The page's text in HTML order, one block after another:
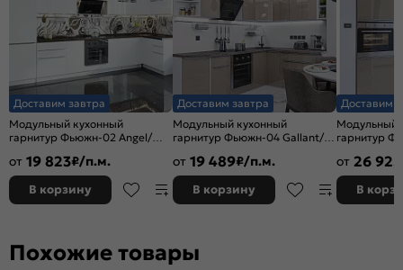
Доставим завтра
Модульный кухонный
гарнитур Фьюжн-02 Angel/
от 19 823₽/п.м.
В корзину
Доставим завтра
Модульный кухонный
гарнитур Фьюжн-04 Gallant/
от 19 489₽/п.м.
В корзину
Доставим
Модульный
гарнитур
от 26 925
В
Похожие товары